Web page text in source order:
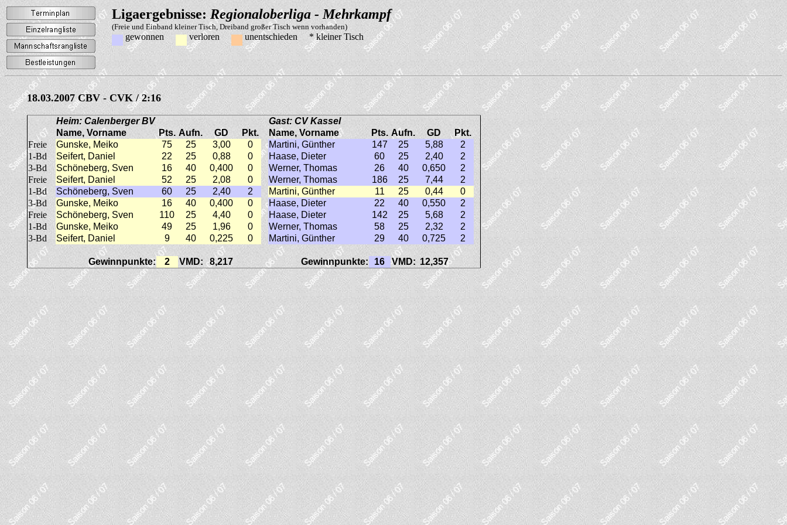
Ligaergebnisse: Regionaloberliga - Mehrkampf
(Freie und Einband kleiner Tisch, Dreiband großer Tisch wenn vorhanden)
gewonnen verloren unentschieden * kleiner Tisch
18.03.2007 CBV - CVK / 2:16
Heim: Calenberger BV
Gast: CV Kassel
Name, Vorname
Pts. Aufn. GD Pkt. Name, Vorname Pts. Aufn. GD
Pkt.
Freie
Gunske, Meiko 75 25 3,00 0 Martini, Günther 147 25 5,88
2
1-Bd
Seifert, Daniel 22 25 0,88 0 Haase, Dieter 60 25 2,40
2
3-Bd
Schöneberg, Sven 16 40 0,400 0 Werner, Thomas 26 40 0,650
2
Freie
Seifert, Daniel 52 25 2,08 0 Werner, Thomas 186 25 7,44
2
1-Bd
Schöneberg, Sven 60 25 2,40 2 Martini, Günther 11 25 0,44
0
3-Bd
Gunske, Meiko 16 40 0,400 0 Haase, Dieter 22 40 0,550
2
Freie
Schöneberg, Sven 110 25 4,40 0 Haase, Dieter 142 25 5,68
2
1-Bd
Gunske, Meiko 49 25 1,96 0 Werner, Thomas 58 25 2,32
2
3-Bd
Seifert, Daniel 9 40 0,225 0 Martini, Günther 29 40 0,725 2
Gewinnpunkte: 2 VMD: 8,217 Gewinnpunkte: 16 VMD: 12,357